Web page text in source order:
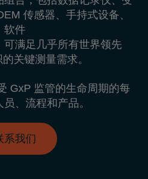
传感器、手持式设备、
软件
满足几乎所有世界领先
关键测量需求。
GxP 监管的生命周期的每
、流程和产品。
系我们